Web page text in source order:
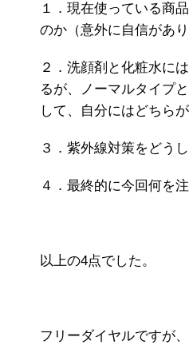
１．現在使っている商
のか（意外に自信があり
２．洗顔剤と化粧水に
るが、ノーマルタイプ
して、自分にはどちらが
３．紫外線対策をどう
４．最終的に今回何を
以上の4点でした。
フリーダイヤルですが